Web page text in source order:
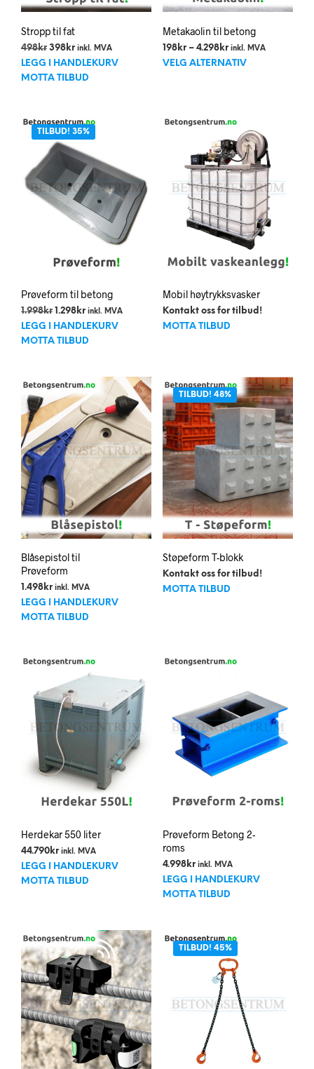
Stropp til fat
498kr Opprinnelig
pris
var:
398 krNåværende
pris
er:
inkl. MVA
LEGG I HANDLEKURV
MOTTA TILBUD
Metakaolin til betong
198kr – 4.298krPrisområde:
198kr
inkl. MVA
VELG ALTERNATIV
TILBUD! 35%
Prøveform til betong
1.998kr Opprinnelig
pris
var:
1.298 krNåværende
pris
er:
inkl. MVA
LEGG I HANDLEKURV
MOTTA TILBUD
Mobil høytrykksvasker
Kontakt oss for tilbud!
MOTTA TILBUD
Blåsepistol til
Prøveform
1.498 kr inkl. MVA
LEGG I HANDLEKURV
MOTTA TILBUD
TILBUD! 48%
Støpeform T-blokk
Kontakt oss for tilbud!
MOTTA TILBUD
Herdekar 550 liter
44.790 kr inkl. MVA
LEGG I HANDLEKURV
MOTTA TILBUD
Prøveform Betong 2-
roms
4.998kr inkl. MVA
LEGG I HANDLEKURV
MOTTA TILBUD
TILBUD! 45%